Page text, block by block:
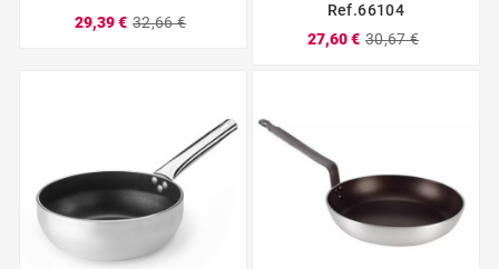
29,39 € 32,66 €
Ref.66104
27,60 € 30,67 €